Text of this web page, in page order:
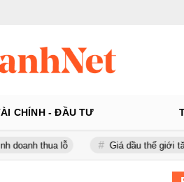
CHÍNH - ĐẦU TƯ
lỗ Giá dầu thế giới tăng trên 3